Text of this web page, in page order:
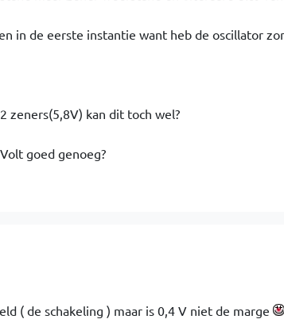
in de eerste instantie want heb de oscillator
zeners(5,8V) kan dit toch wel?
goed genoeg?
( de schakeling ) maar is 0,4 V niet de marge